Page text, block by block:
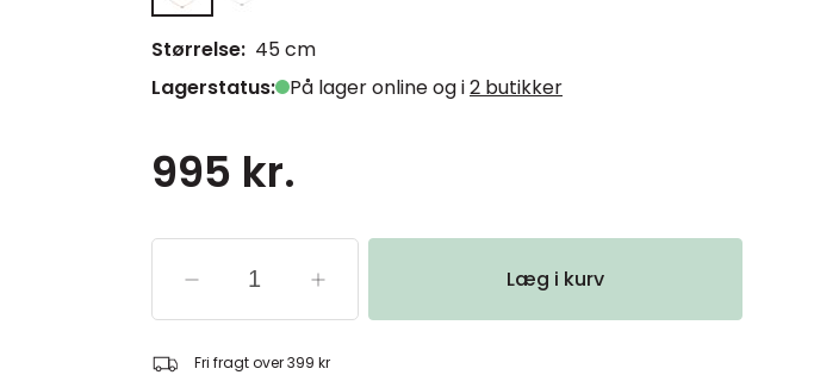
Størrelse: 45 cm
Lagerstatus: På lager online og i2 butikker
995 kr.
Læg i kurv
Fri fragt over 399 kr